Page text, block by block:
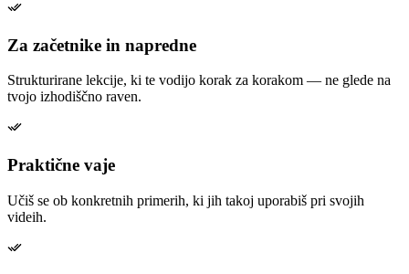
Za začetnike in napredne
Strukturirane lekcije, ki te vodijo korak za korakom — ne glede na
tvojo izhodiščno raven.
Praktične vaje
Učiš se ob konkretnih primerih, ki jih takoj uporabiš pri svojih
videih.